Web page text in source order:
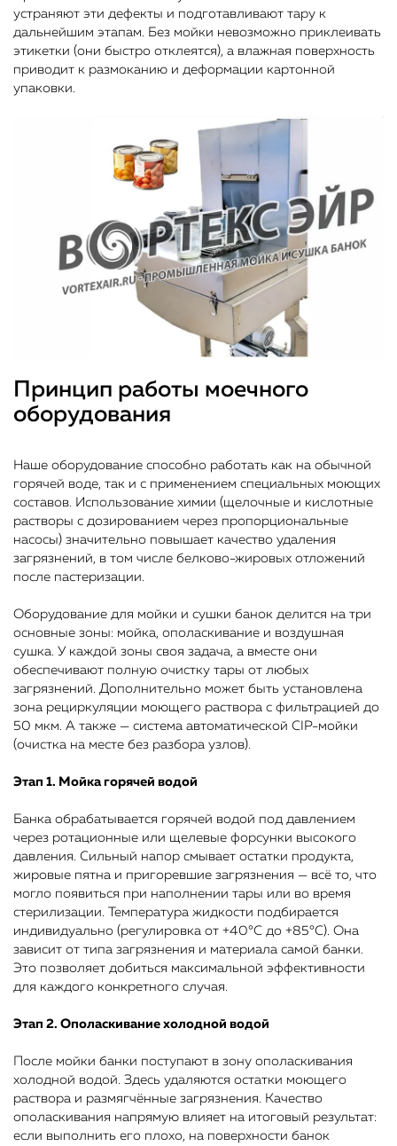
устраняют эти дефекты и подготавливают тару к
дальнейшим этапам. Без мойки невозможно приклеивать
этикетки (они быстро отклеятся), а влажная поверхность
приводит к размоканию и деформации картонной
упаковки.
Принцип работы моечного
оборудования
Наше оборудование способно работать как на обычной
горячей воде, так и с применением специальных моющих
составов. Использование химии (щелочные и кислотные
растворы с дозированием через пропорциональные
насосы) значительно повышает качество удаления
загрязнений, в том числе белково-жировых отложений
после пастеризации.
Оборудование для мойки и сушки банок делится на три
основные зоны: мойка, ополаскивание и воздушная
сушка. У каждой зоны своя задача, а вместе они
обеспечивают полную очистку тары от любых
загрязнений. Дополнительно может быть установлена
зона рециркуляции моющего раствора с фильтрацией до
50 мкм. А также — система автоматической CIP-мойки
(очистка на месте без разбора узлов).
Этап 1. Мойка горячей водой
Банка обрабатывается горячей водой под давлением
через ротационные или щелевые форсунки высокого
давления. Сильный напор смывает остатки продукта,
жировые пятна и пригоревшие загрязнения — всё то, что
могло появиться при наполнении тары или во время
стерилизации. Температура жидкости подбирается
индивидуально (регулировка от +40°C до +85°C). Она
зависит от типа загрязнения и материала самой банки.
Это позволяет добиться максимальной эффективности
для каждого конкретного случая.
Этап 2. Ополаскивание холодной водой
После мойки банки поступают в зону ополаскивания
холодной водой. Здесь удаляются остатки моющего
раствора и размягчённые загрязнения. Качество
ополаскивания напрямую влияет на итоговый результат:
если выполнить его плохо, на поверхности банок